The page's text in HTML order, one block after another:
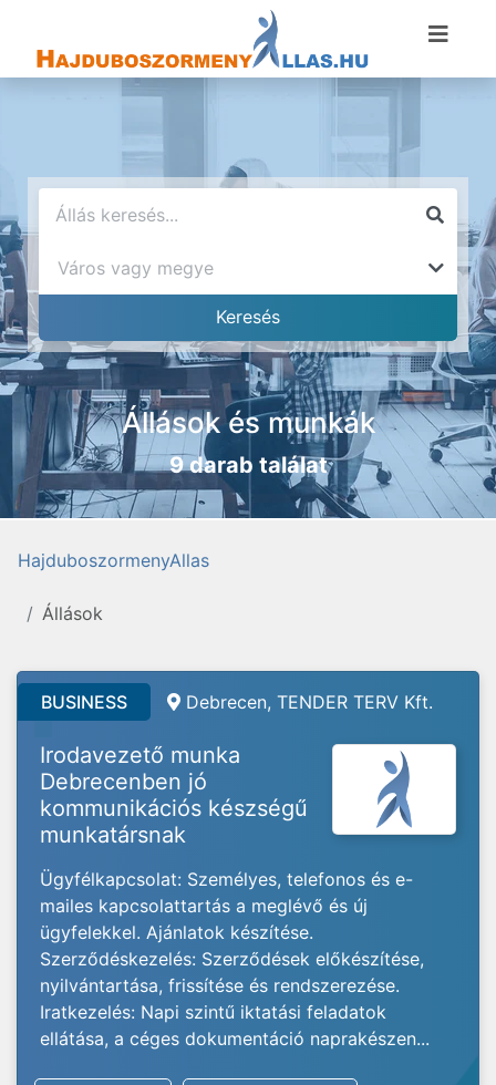
Állások és munkák
9 darab találat
HajduboszormenyAllas
Állások
BUSINESS Debrecen, TENDER TERV Kft.
Irodavezető munka
Debrecenben jó
kommunikációs készségű
munkatársnak
Ügyfélkapcsolat: Személyes, telefonos és e-
mailes kapcsolattartás a meglévő és új
ügyfelekkel. Ajánlatok készítése.
Szerződéskezelés: Szerződések előkészítése,
nyilvántartása, frissítése és rendszerezése.
Iratkezelés: Napi szintű iktatási feladatok
ellátása, a céges dokumentáció naprakészen...